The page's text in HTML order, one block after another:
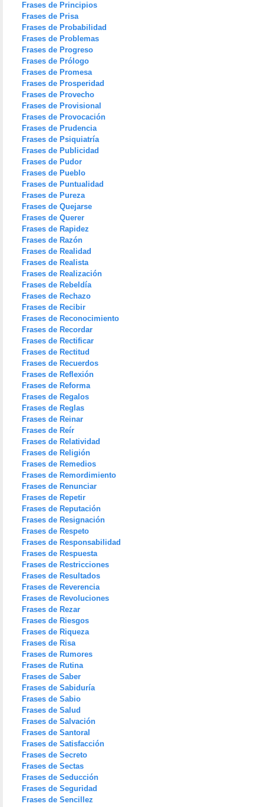
Frases de Principios
Frases de Prisa
Frases de Probabilidad
Frases de Problemas
Frases de Progreso
Frases de Prólogo
Frases de Promesa
Frases de Prosperidad
Frases de Provecho
Frases de Provisional
Frases de Provocación
Frases de Prudencia
Frases de Psiquiatría
Frases de Publicidad
Frases de Pudor
Frases de Pueblo
Frases de Puntualidad
Frases de Pureza
Frases de Quejarse
Frases de Querer
Frases de Rapidez
Frases de Razón
Frases de Realidad
Frases de Realista
Frases de Realización
Frases de Rebeldía
Frases de Rechazo
Frases de Recibir
Frases de Reconocimiento
Frases de Recordar
Frases de Rectificar
Frases de Rectitud
Frases de Recuerdos
Frases de Reflexión
Frases de Reforma
Frases de Regalos
Frases de Reglas
Frases de Reinar
Frases de Reír
Frases de Relatividad
Frases de Religión
Frases de Remedios
Frases de Remordimiento
Frases de Renunciar
Frases de Repetir
Frases de Reputación
Frases de Resignación
Frases de Respeto
Frases de Responsabilidad
Frases de Respuesta
Frases de Restricciones
Frases de Resultados
Frases de Reverencia
Frases de Revoluciones
Frases de Rezar
Frases de Riesgos
Frases de Riqueza
Frases de Risa
Frases de Rumores
Frases de Rutina
Frases de Saber
Frases de Sabiduría
Frases de Sabio
Frases de Salud
Frases de Salvación
Frases de Santoral
Frases de Satisfacción
Frases de Secreto
Frases de Sectas
Frases de Seducción
Frases de Seguridad
Frases de Sencillez